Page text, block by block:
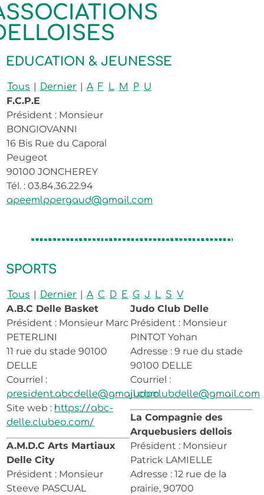
EDUCATION & JEUNESSE
Tous | Dernier | A F L M P U
F.C.P.E
Président : Monsieur
BONGIOVANNI
16 Bis Rue du Caporal
Peugeot
90100 JONCHEREY
Tél. : 03.84.36.22.94
apeemlppergaud@gmail.com
SPORTS
Tous | Dernier | A C D E G J L S V
A.B.C Delle Basket
Président : Monsieur Marc
PETERLINI
11 rue du stade 90100
DELLE
Courriel :
president.abcdelle@gmail.com
Site web : https://abc-
delle.clubeo.com/
A.M.D.C Arts Martiaux
Delle City
Président : Monsieur
Steeve PASCUAL
Judo Club Delle
Président : Monsieur
PINTOT Yohan
Adresse : 9 rue du stade
90100 DELLE
Courriel :
judoclubdelle@gmail.com
La Compagnie des
Arquebusiers dellois
Président : Monsieur
Patrick LAMIELLE
Adresse : 12 rue de la
prairie, 90700